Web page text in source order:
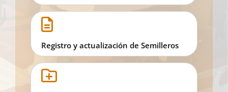
Registro y actualización de Semilleros